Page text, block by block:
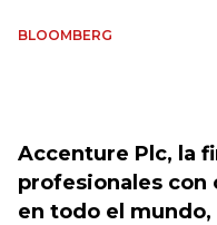
BLOOMBERG
Accenture Plc, la
profesionales con
en todo el